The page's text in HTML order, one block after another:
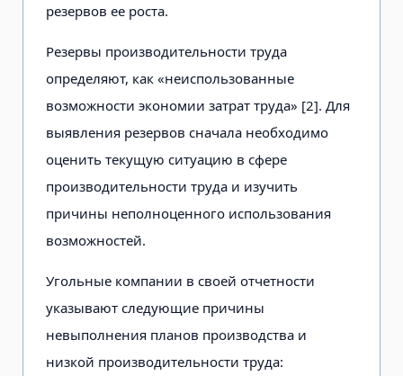
резервов ее роста.
Резервы производительности труда
определяют, как «неиспользованные
возможности экономии затрат труда» [2]. Для
выявления резервов сначала необходимо
оценить текущую ситуацию в сфере
производительности труда и изучить
причины неполноценного использования
возможностей.
Угольные компании в своей отчетности
указывают следующие причины
невыполнения планов производства и
низкой производительности труда: